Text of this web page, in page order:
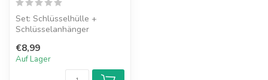
Set: Schlüsselhülle +
Schlüsselanhänger
€8,99
Auf Lager